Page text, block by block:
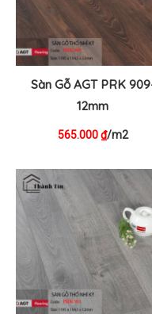
Sàn Gỗ AGT PRK
12mm
565.000₫/m2